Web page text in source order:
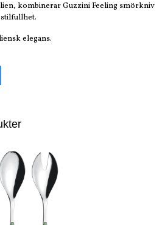
kombinerar Guzzini Feeling smörkniv
elegans.